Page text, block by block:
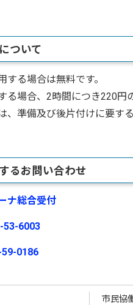
ついて
する場合は無料です。
る場合、2時間につき220円
、準備及び後片付けに要す
るお問い合わせ
ナ総合受付
6003
0186
市民協